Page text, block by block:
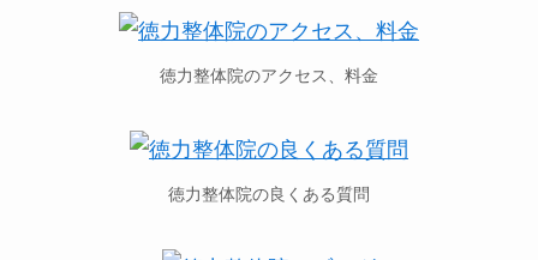
徳力整体院のアクセス、料金
徳力整体院の良くある質問